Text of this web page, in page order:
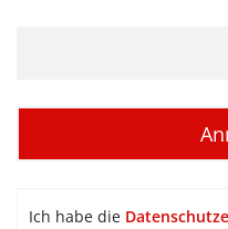
Ich habe die